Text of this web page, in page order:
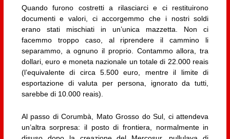
Quando furono costretti a rilasciarci e ci restituirono
documenti e valori, ci accorgemmo che i nostri soldi
erano stati mischiati in un’unica mazzetta. Non ci
facemmo troppo caso, al riprendere il cammino li
separammo, a ognuno il proprio. Contammo allora, tra
dollari, euro e moneta nazionale un totale di 22.000 reais
(l’equivalente di circa 5.500 euro, mentre il limite di
esportazione di valuta per persona, ignorato da tutti,
sarebbe di 10.000 reais).
Al passo di Corumbà, Mato Grosso do Sul, ci attendeva
un’altra sorpresa: il posto di frontiera, normalmente in